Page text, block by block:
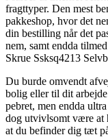
fragttyper. Den mest
pakkeshop, hvor det
din bestilling når det
nem, samt endda
Skrue Ssksq4213
Du burde omvendt
bolig eller til dit
pebret, men endda
dog utvivlsomt være at
at du befinder dig tæt